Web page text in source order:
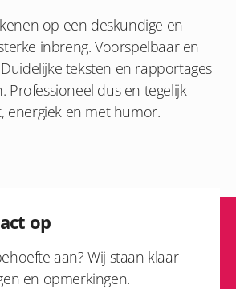
op een deskundige en
inbreng. Voorspelbaar en
teksten en rapportages
Professioneel dus en tegelijk
energiek en met humor.
op
aan? Wij staan klaar
en opmerkingen.